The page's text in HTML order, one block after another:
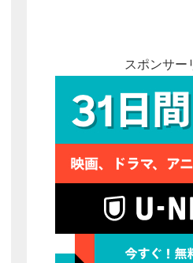
スポンサー